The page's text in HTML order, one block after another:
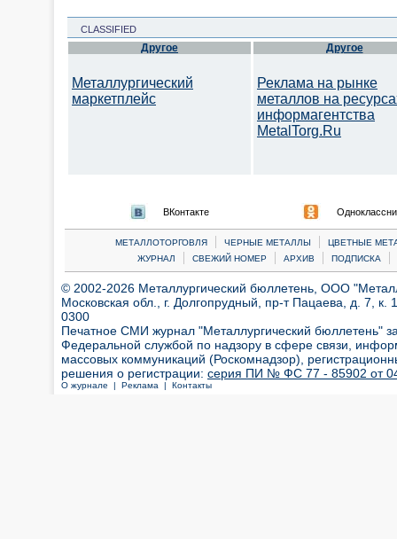
CLASSIFIED
Другое
Металлургический
маркетплейс
Другое
Реклама на рынке
металлов на
информагентства
MetalTorg.Ru
ВКонтакте
МЕТАЛЛОТОРГОВЛЯ | ЧЕРНЫЕ МЕТАЛЛЫ |
ЦВЕТНЫЕ
ЖУРНАЛ
| СВЕЖИЙ НОМЕР | АРХИВ | ПОДПИСКА |
© 2002-2026 Металлургический бюллетень, ООО
Московская обл., г. Долгопрудный, пр-т Пацаева, д. 7,
0300
Печатное СМИ журнал "Металлургический бюллетень"
Федеральной службой по надзору в сфере связи,
массовых коммуникаций (Роскомнадзор),
решения о регистрации: серия ПИ № ФС 77 - 85902 от 04
О журнале | Реклама | Контакты